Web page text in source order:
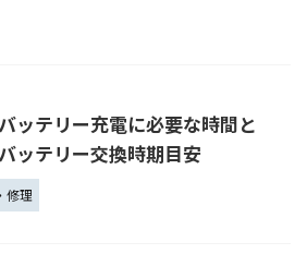
ッテリー充電に必要な時間と
ッテリー交換時期目安
修理